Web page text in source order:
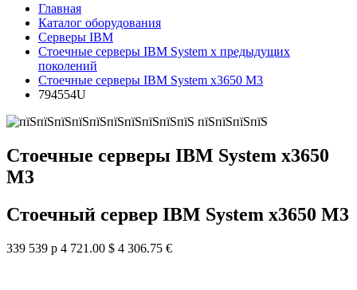
Главная
Каталог оборудования
Серверы IBM
Стоечные серверы IBM System x предыдущих
поколений
Стоечные серверы IBM System x3650 M3
794554U
Стоечные серверы IBM System x3650
M3
Стоечный сервер IBM System x3650 M3
339 539 р 4 721.00 $ 4 306.75 €